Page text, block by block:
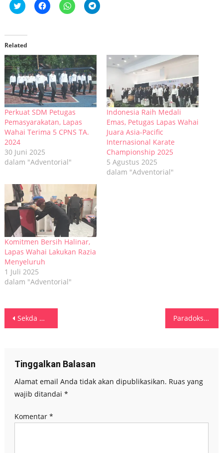
Klik
untuk
di
jendela
yang
baru)
Klik
untuk
baru)
Klik
untuk
baru)
Klik
untuk
baru)
Related
Perkuat SDM Petugas
Pemasyarakatan, Lapas
Wahai Terima 5 CPNS TA.
2024
30 Juni 2025
dalam "Adventorial"
Indonesia Raih Medali
Emas, Petugas Lapas Wahai
Juara Asia-Pacific
Internasional Karate
Championship 2025
5 Agustus 2025
dalam "Adventorial"
Komitmen Bersih Halinar,
Lapas Wahai Lakukan Razia
Menyeluruh
1 Juli 2025
dalam "Adventorial"
Navigasi
Sekda Wakili Gubernur Paparkan Materi Strategi Penanganan Konflik Sosial dan Potensi Sosial di Maluku Paradoks dalam Kehidupan Sosial: Wakil Wali Kota Ambon Tekankan Pendekatan Kemanusiaan Hadapi Konflik
Tinggalkan Balasan
Alamat email Anda tidak akan dipublikasikan. Ruas yang
wajib ditandai *
Komentar *